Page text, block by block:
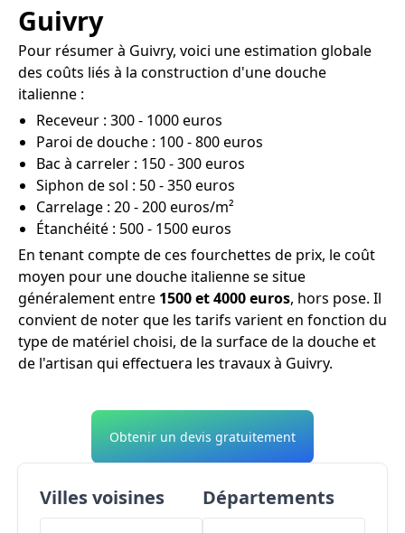
Guivry
Pour résumer à Guivry, voici une estimation globale
des coûts liés à la construction d'une douche
italienne :
Receveur : 300 - 1000 euros
Paroi de douche : 100 - 800 euros
Bac à carreler : 150 - 300 euros
Siphon de sol : 50 - 350 euros
Carrelage : 20 - 200 euros/m²
Étanchéité : 500 - 1500 euros
En tenant compte de ces fourchettes de prix, le coût
moyen pour une douche italienne se situe
généralement entre 1500 et 4000 euros, hors pose. Il
convient de noter que les tarifs varient en fonction du
type de matériel choisi, de la surface de la douche et
de l'artisan qui effectuera les travaux à Guivry.
Obtenir un devis gratuitement
Villes voisines Départements